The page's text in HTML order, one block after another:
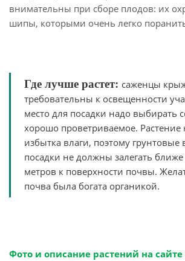
внимательны при сборе плодов: их
шипы, которыми очень легко
Где лучше растет: саженцы
требовательны к освещенности
место для посадки надо выбирать
хорошо проветриваемое. Растение
избытка влаги, поэтому грунтовые
посадки не должны залегать
метров к поверхности почвы.
почва была богата органикой.
Фото и описание растений на сайте